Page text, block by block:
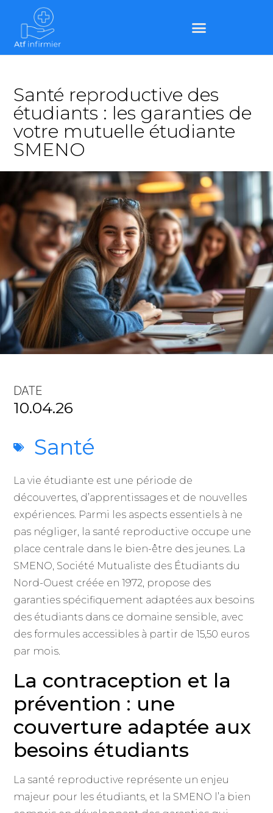
Santé reproductive des
étudiants : les garanties de
votre mutuelle étudiante
SMENO
DATE
10.04.26
Santé
La vie étudiante est une période de
découvertes, d’apprentissages et de nouvelles
expériences. Parmi les aspects essentiels à ne
pas négliger, la santé reproductive occupe une
place centrale dans le bien-être des jeunes. La
SMENO, Société Mutualiste des Étudiants du
Nord-Ouest créée en 1972, propose des
garanties spécifiquement adaptées aux besoins
des étudiants dans ce domaine sensible, avec
des formules accessibles à partir de 15,50 euros
par mois.
La contraception et la
prévention : une
couverture adaptée aux
besoins étudiants
La santé reproductive représente un enjeu
majeur pour les étudiants, et la SMENO l’a bien